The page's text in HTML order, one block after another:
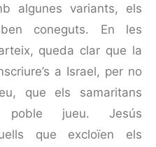
algunes variants, els
coneguts. En les
queda clar que la
a Israel, per no
que els samaritans
jueu. Jesús
que excloïen els